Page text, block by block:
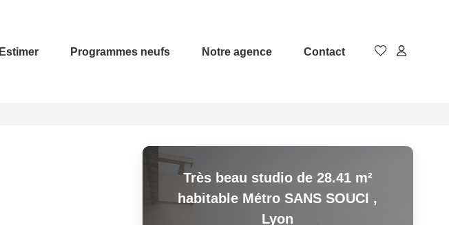
Estimer Programmes neufs Notre agence Contact
Très beau studio de 28.41 m²
habitable Métro SANS SOUCI ,
Lyon